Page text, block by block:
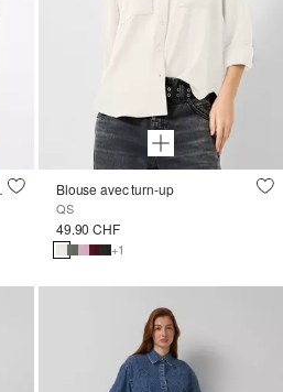
Blouse avec turn-up
QS
49.90 CHF
+1